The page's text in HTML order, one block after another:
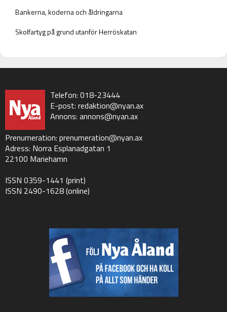
Bankerna, koderna och åldringarna
Skolfartyg på grund utanför Herröskatan
Telefon: 018-23444
E-post: redaktion@nyan.ax
Annons: annons@nyan.ax
Prenumeration: prenumeration@nyan.ax
Adress: Norra Esplanadgatan 1
22100 Mariehamn
ISSN 0359-1441 (print)
ISSN 2490-1628 (online)